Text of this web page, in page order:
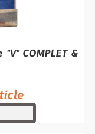
COMPLET &